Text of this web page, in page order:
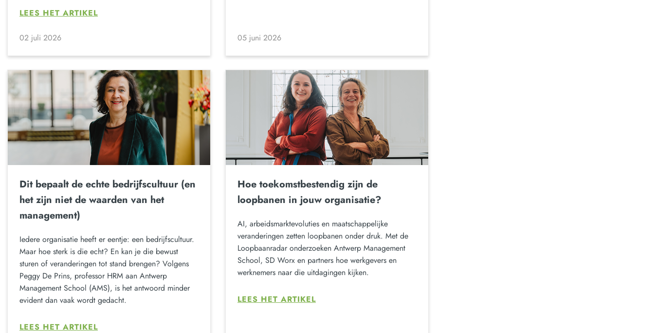
LEES HET ARTIKEL
02 juli 2026 05 juni 2026
Dit bepaalt de echte bedrijfscultuur (en
het zijn niet de waarden van het
management)
Iedere organisatie heeft er eentje: een bedrijfscultuur.
Maar hoe sterk is die echt? En kan je die bewust
sturen of veranderingen tot stand brengen? Volgens
Peggy De Prins, professor HRM aan Antwerp
Management School (AMS), is het antwoord minder
evident dan vaak wordt gedacht.
LEES HET ARTIKEL
Hoe toekomstbestendig zijn de
loopbanen in jouw organisatie?
AI, arbeidsmarktevoluties en maatschappelijke
veranderingen zetten loopbanen onder druk. Met de
Loopbaanradar onderzoeken Antwerp Management
School, SD Worx en partners hoe werkgevers en
werknemers naar die uitdagingen kijken.
LEES HET ARTIKEL